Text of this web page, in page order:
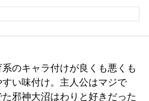
のキャラ付けが良くも悪くも
い味付け。主人公はマジで
邪神大沼はわりと好きだった